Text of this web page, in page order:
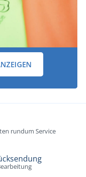
rundum Service